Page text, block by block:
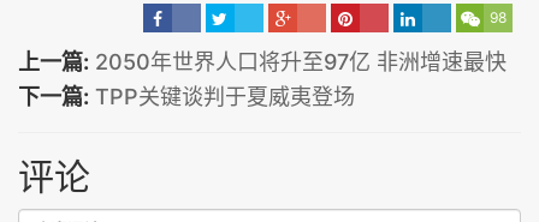
98
上一篇: 2050年世界人口将升至97亿 非洲增速最快
下一篇: TPP关键谈判于夏威夷登场
评论